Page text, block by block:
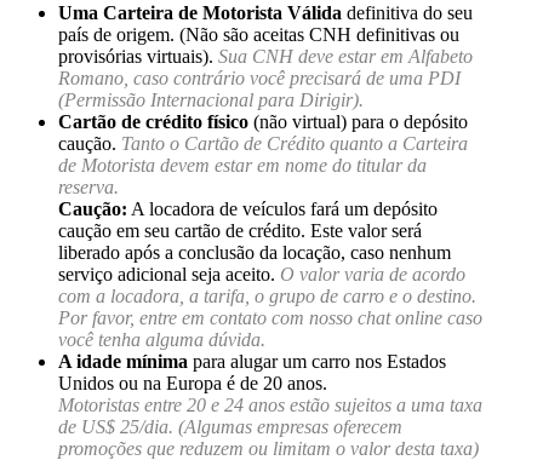
Uma Carteira de Motorista Válida definitiva do seu
país de origem. (Não são aceitas CNH definitivas ou
provisórias virtuais). Sua CNH deve estar em Alfabeto
Romano, caso contrário você precisará de uma PDI
(Permissão Internacional para Dirigir).
Cartão de crédito físico (não virtual) para o depósito
caução. Tanto o Cartão de Crédito quanto a Carteira
de Motorista devem estar em nome do titular da
reserva.
Caução: A locadora de veículos fará um depósito
caução em seu cartão de crédito. Este valor será
liberado após a conclusão da locação, caso nenhum
serviço adicional seja aceito. O valor varia de acordo
com a locadora, a tarifa, o grupo de carro e o destino.
Por favor, entre em contato com nosso chat online caso
você tenha alguma dúvida.
A idade mínima para alugar um carro nos Estados
Unidos ou na Europa é de 20 anos.
Motoristas entre 20 e 24 anos estão sujeitos a uma taxa
de US$ 25/dia. (Algumas empresas oferecem
promoções que reduzem ou limitam o valor desta taxa)